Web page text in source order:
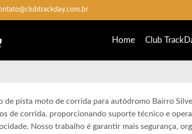
Home Club
de pista moto de corrida para autódromo Bairro
de corrida, proporcionando suporte técnico e
Nosso trabalho é garantir mais segurança,